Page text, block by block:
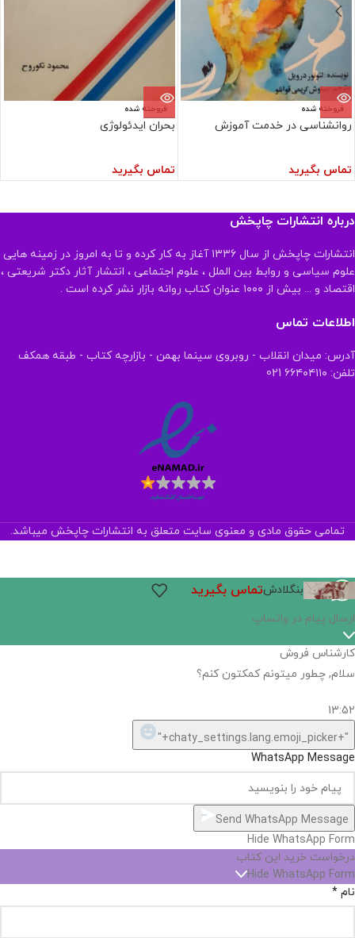
فروخته شده
روانشناسی در خدمت آموزش
تماس بگیرید
فروخته شده
بحران ایدئولوژی
تماس بگیرید
درباره انتشارات چاپخش
انتشارات چاپخش از سال ۱۳۳۶ آغاز به کار کرده و تا به امروز در زمینه هایی
علوم سیاسی و روابط بین الملل ، علوم اجتماعی ، انتشار آثار دکتر شریعتی ،
اقتصاد و ... بیش از ۱۰۰۰ عنوان کتاب روانه بازار نشر کرده است .
اطلاعات تماس
آدرس: میدان انقلاب - روبروی سینما بهمن - بازارچه کتاب - طبقه همکف
تلفن: ۶۶۴۰۴۱۱۰ 021
تمامی حقوق مادی و معنوی سایت متعلق به انتشارات چاپخش میباشد.
بنگلادشتماس بگیرید
ارسال پیام در واتساپ
کارشناس فروش
سلام, چطور میتونم کمکتون کنم؟
13:52
"+chaty_settings.lang.emoji_picker+"
WhatsApp Message
Send WhatsApp Message
Hide WhatsApp Form
درخواست خرید این کتاب
Hide WhatsApp Form
نام *